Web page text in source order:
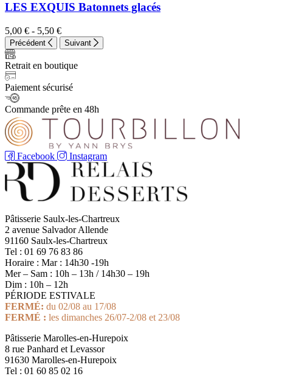
LES EXQUIS Batonnets glacés
5,00 € - 5,50 €
Précédent Suivant
Retrait en boutique
Paiement sécurisé
Commande prête en 48h
Facebook Instagram
Pâtisserie Saulx-les-Chartreux
2 avenue Salvador Allende
91160 Saulx-les-Chartreux
Tel : 01 69 76 83 86
Horaire : Mar : 14h30 -19h
Mer – Sam : 10h – 13h / 14h30 – 19h
Dim : 10h – 12h
PÉRIODE ESTIVALE
FERMÉ: du 02/08 au 17/08
FERMÉ : les dimanches 26/07-2/08 et 23/08
Pâtisserie Marolles-en-Hurepoix
8 rue Panhard et Levassor
91630 Marolles-en-Hurepoix
Tel : 01 60 85 02 16